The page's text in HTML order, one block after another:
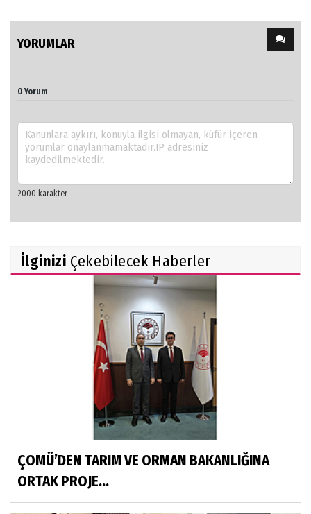
YORUMLAR
0 Yorum
İlginizi Çekebilecek Haberler
ÇOMÜ’DEN TARIM VE ORMAN BAKANLIĞINA
ORTAK PROJE...